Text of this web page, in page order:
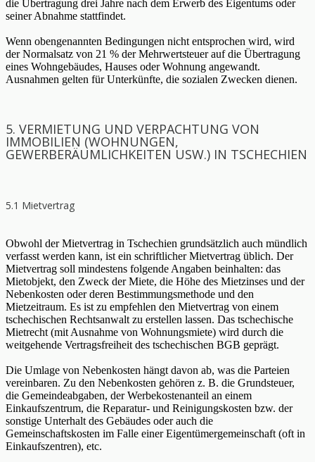
die Übertragung drei Jahre nach dem Erwerb des Eigentums oder
seiner Abnahme stattfindet.
Wenn obengenannten Bedingungen nicht entsprochen wird, wird
der Normalsatz von 21 % der Mehrwertsteuer auf die Übertragung
eines Wohngebäudes, Hauses oder Wohnung angewandt.
Ausnahmen gelten für Unterkünfte, die sozialen Zwecken dienen.
5. VERMIETUNG UND VERPACHTUNG VON
IMMOBILIEN (WOHNUNGEN,
GEWERBERÄUMLICHKEITEN USW.) IN TSCHECHIEN
5.1 Mietvertrag
Obwohl der Mietvertrag in Tschechien grundsätzlich auch mündlich
verfasst werden kann, ist ein schriftlicher Mietvertrag üblich. Der
Mietvertrag soll mindestens folgende Angaben beinhalten: das
Mietobjekt, den Zweck der Miete, die Höhe des Mietzinses und der
Nebenkosten oder deren Bestimmungsmethode und den
Mietzeitraum. Es ist zu empfehlen den Mietvertrag von einem
tschechischen Rechtsanwalt zu erstellen lassen. Das tschechische
Mietrecht (mit Ausnahme von Wohnungsmiete) wird durch die
weitgehende Vertragsfreiheit des tschechischen BGB geprägt.
Die Umlage von Nebenkosten hängt davon ab, was die Parteien
vereinbaren. Zu den Nebenkosten gehören z. B. die Grundsteuer,
die Gemeindeabgaben, der Werbekostenanteil an einem
Einkaufszentrum, die Reparatur- und Reinigungskosten bzw. der
sonstige Unterhalt des Gebäudes oder auch die
Gemeinschaftskosten im Falle einer Eigentümergemeinschaft (oft in
Einkaufszentren), etc.